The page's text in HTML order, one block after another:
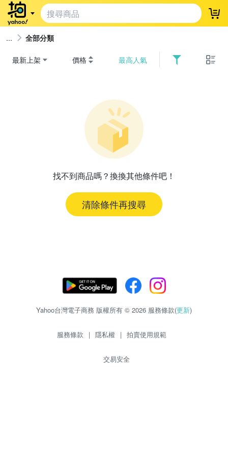
登
全部分類
最新上架 價格 最高人氣
找不到商品嗎？換換其他條件吧！
清除條件再搜尋
Yahoo台灣電子商務 版權所有 © 2026 服務條款(更新)
服務條款 | 隱私權 | 拍賣使用規範
交易安全